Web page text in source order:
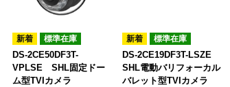
標準在庫
DS-2CE50DF3T-
VPLSE SHL固定ドー
ム型TVIカメラ
標準在庫
DS-2CE19DF3T-LSZE
SHL電動バリフォーカル
バレット型TVIカメラ